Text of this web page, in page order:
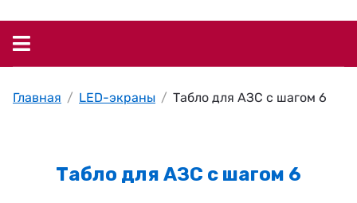
Главная LED-экраны Табло для АЗС с шагом 6
Табло для АЗС с шагом 6